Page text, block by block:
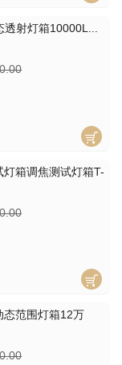
透射灯箱10000L...
箱调焦测试灯箱T-
态范围灯箱12万